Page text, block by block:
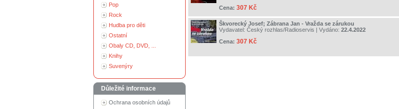
Pop
Rock
Hudba pro děti
Ostatní
Obaly CD, DVD, ...
Knihy
Suvenýry
Důležité informace
Ochrana osobních údajů
Cena: 307 Kč
Škvorecký Josef; Zábrana Jan - Vražda se zárukou
Vydavatel: Český rozhlas/Radioservis | Vydáno: 22.4.2022
Cena: 307 Kč